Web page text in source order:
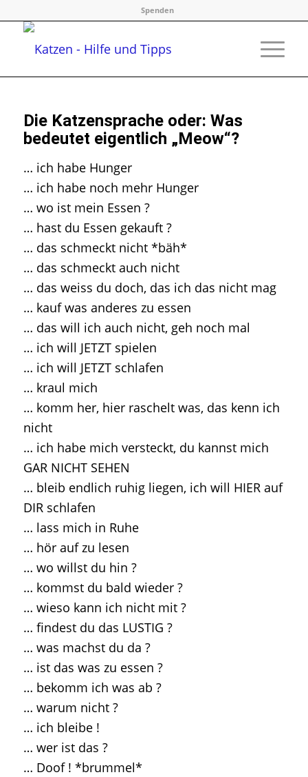
Spenden
Die Katzensprache oder: Was
bedeutet eigentlich „Meow“?
… ich habe Hunger
… ich habe noch mehr Hunger
… wo ist mein Essen ?
… hast du Essen gekauft ?
… das schmeckt nicht *bäh*
… das schmeckt auch nicht
… das weiss du doch, das ich das nicht mag
… kauf was anderes zu essen
… das will ich auch nicht, geh noch mal
… ich will JETZT spielen
… ich will JETZT schlafen
… kraul mich
… komm her, hier raschelt was, das kenn ich
nicht
… ich habe mich versteckt, du kannst mich
GAR NICHT SEHEN
… bleib endlich ruhig liegen, ich will HIER auf
DIR schlafen
… lass mich in Ruhe
… hör auf zu lesen
… wo willst du hin ?
… kommst du bald wieder ?
… wieso kann ich nicht mit ?
… findest du das LUSTIG ?
… was machst du da ?
… ist das was zu essen ?
… bekomm ich was ab ?
… warum nicht ?
… ich bleibe !
… wer ist das ?
… Doof ! *brummel*